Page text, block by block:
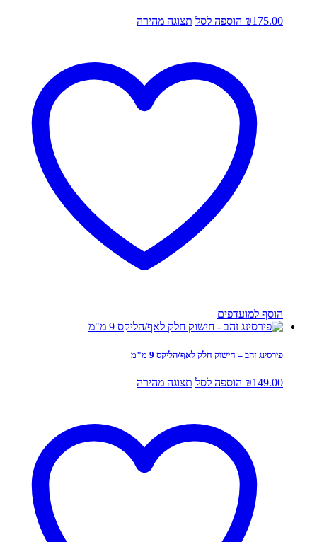
₪175.00 הוספה לסל תצוגה מהירה
הוסף למועדפים
פירסינג זהב – חישוק חלק לאף/הליקס 9 מ"מ
₪149.00 הוספה לסל תצוגה מהירה